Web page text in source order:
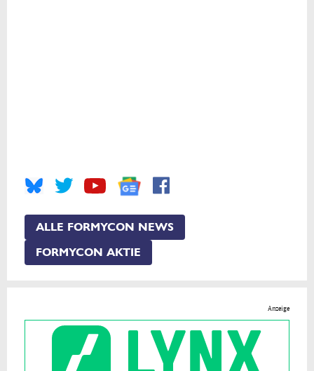
ALLE FORMYCON NEWS
FORMYCON AKTIE
Anzeige